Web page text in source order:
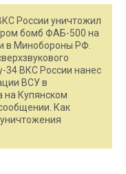
России уничтожил
бомб ФАБ-500 на
в Минобороны РФ.
34 ВКС России нанес
ВСУ в
на Купянском
Как